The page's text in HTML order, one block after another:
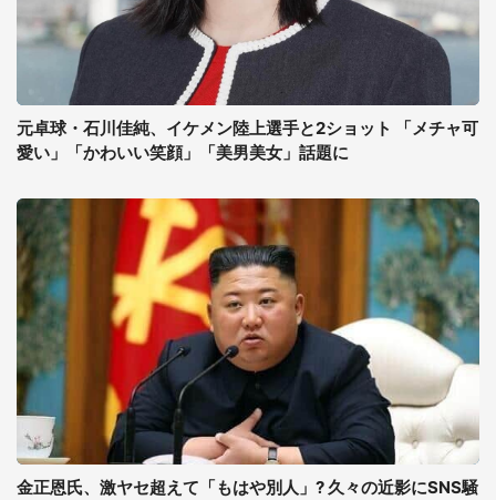
元卓球・石川佳純、イケメン陸上選手と2ショット 「メチャ可
愛い」「かわいい笑顔」「美男美女」話題に
金正恩氏、激ヤセ超えて「もはや別人」? 久々の近影にSNS騒